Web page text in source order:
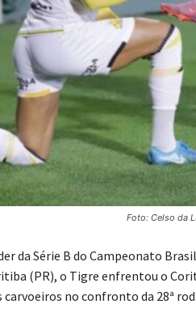
Foto: Celso da
da Série B do Campeonato
(PR), o Tigre enfrentou o
carvoeiros no confronto da 28ª